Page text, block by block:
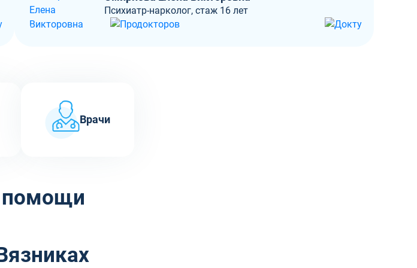
Психиатр-нарколог, стаж 16 лет
Врачи
помощи